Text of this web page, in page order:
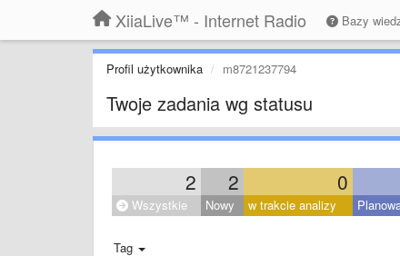
XiiaLive™ - Internet Radio Bazy
Profil użytkownika m8721237794
Twoje zadania wg statusu
2 2 0
Wszystkie Nowy w trakcie analizy
Tag